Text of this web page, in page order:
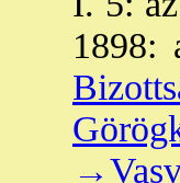
1898: